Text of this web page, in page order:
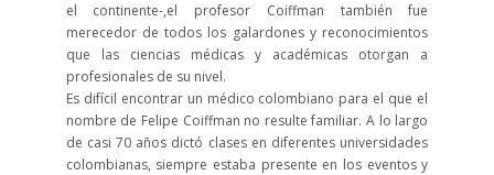
el continente-,el profesor Coiffman también fue
merecedor de todos los galardones y reconocimientos
que las ciencias médicas y académicas otorgan a
profesionales de su nivel.
Es difícil encontrar un médico colombiano para el que el
nombre de Felipe Coiffman no resulte familiar. A lo largo
de casi 70 años dictó clases en diferentes universidades
colombianas, siempre estaba presente en los eventos y